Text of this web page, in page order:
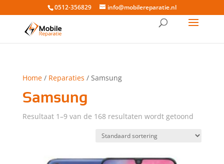
0512-356829 info@mobilereparatie.nl
Home/ Reparaties / Samsung
Samsung
Resultaat 1–9 van de 168 resultaten wordt getoond